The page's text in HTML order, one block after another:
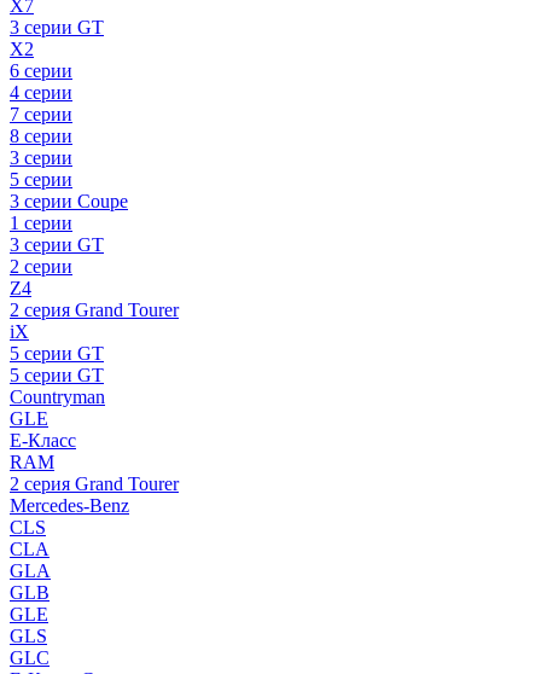
X7
3 серии GT
X2
6 серии
4 серии
7 серии
8 серии
3 серии
5 серии
3 серии Coupe
1 серии
3 серии GT
2 серии
Z4
2 серия Grand Tourer
iX
5 серии GT
5 серии GT
Countryman
GLE
E-Класс
RAM
2 серия Grand Tourer
Mercedes-Benz
CLS
CLA
GLA
GLB
GLE
GLS
GLC